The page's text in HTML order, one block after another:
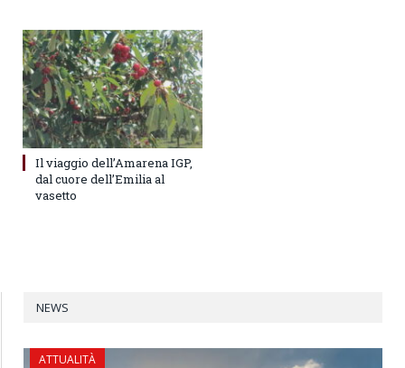
Il viaggio dell’Amarena IGP,
dal cuore dell’Emilia al
vasetto
NEWS
ATTUALITÀ